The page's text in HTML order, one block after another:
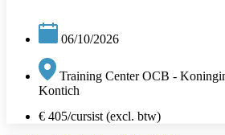
06/10/2026
Training Center OCB -
Kontich
€ 405/cursist (excl. btw)